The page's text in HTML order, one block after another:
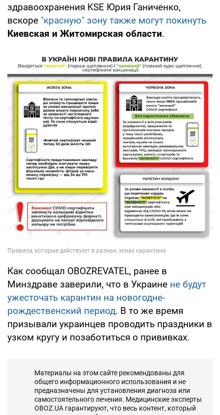
здравоохранения KSE Юрия Ганиченко,
вскоре "красную" зону также могут покинуть
Киевская и Житомирская области.
Как сообщал OBOZREVATEL, ранее в
Минздраве заверили, что в Украине не будут
ужесточать карантин на новогодне-
рождественский период. В то же время
призывали украинцев проводить праздники в
узком кругу и позаботиться о прививках.
Материалы на этом сайте рекомендованы для
общего информационного использования и не
предназначены для установления диагноза или
самостоятельного лечения. Медицинские эксперты
OBOZ.UA гарантируют, что весь контент, который